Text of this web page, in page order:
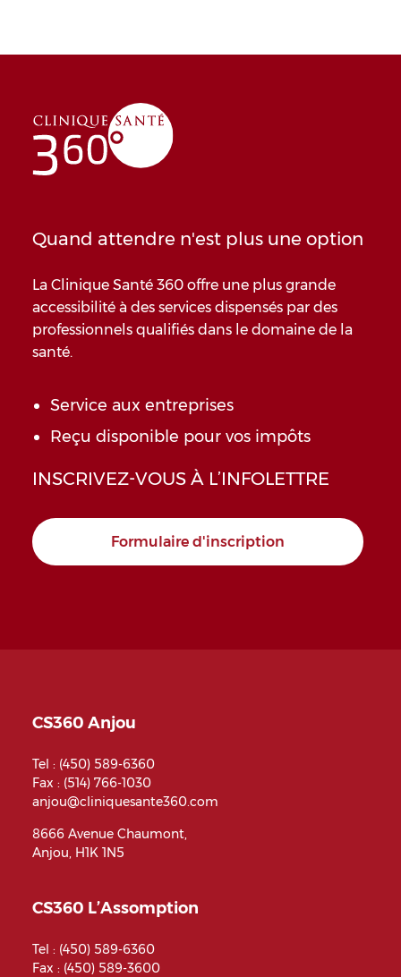
Quand attendre n'est plus une option
La Clinique Santé 360 offre une plus grande
accessibilité à des services dispensés par des
professionnels qualifiés dans le domaine de la
santé.
Service aux entreprises
Reçu disponible pour vos impôts
INSCRIVEZ-VOUS À L’INFOLETTRE
Formulaire d'inscription
CS360 Anjou
Tel : (450) 589-6360
Fax : (514) 766-1030
anjou@cliniquesante360.com
8666 Avenue Chaumont,
Anjou, H1K 1N5
CS360 L’Assomption
Tel : (450) 589-6360
Fax : (450) 589-3600